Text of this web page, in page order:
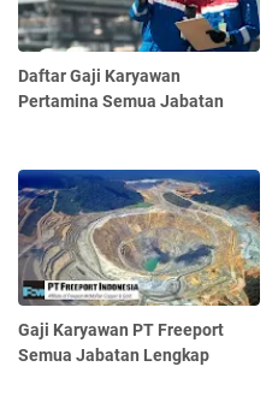
Daftar Gaji Karyawan
Pertamina Semua Jabatan
Gaji Karyawan PT Freeport
Semua Jabatan Lengkap